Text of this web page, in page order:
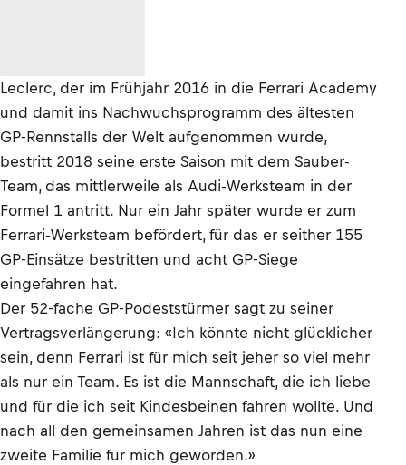
Leclerc, der im Frühjahr 2016 in die Ferrari Academy
und damit ins Nachwuchsprogramm des ältesten
GP-Rennstalls der Welt aufgenommen wurde,
bestritt 2018 seine erste Saison mit dem Sauber-
Team, das mittlerweile als Audi-Werksteam in der
Formel 1 antritt. Nur ein Jahr später wurde er zum
Ferrari-Werksteam befördert, für das er seither 155
GP-Einsätze bestritten und acht GP-Siege
eingefahren hat.
Der 52-fache GP-Podeststürmer sagt zu seiner
Vertragsverlängerung: «Ich könnte nicht glücklicher
sein, denn Ferrari ist für mich seit jeher so viel mehr
als nur ein Team. Es ist die Mannschaft, die ich liebe
und für die ich seit Kindesbeinen fahren wollte. Und
nach all den gemeinsamen Jahren ist das nun eine
zweite Familie für mich geworden.»